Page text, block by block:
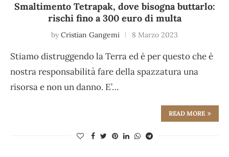
Smaltimento Tetrapak, dove bisogna buttarlo:
rischi fino a 300 euro di multa
by Cristian Gangemi 8 Marzo 2023
Stiamo distruggendo la Terra ed è per questo che è
nostra responsabilità fare della spazzatura una
risorsa e non un danno. E’…
READ MORE